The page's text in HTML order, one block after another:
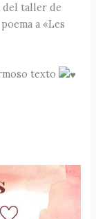
del taller de
a «Les
texto